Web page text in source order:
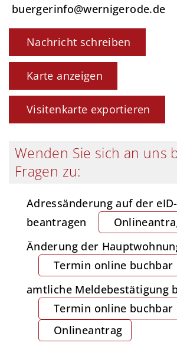
buergerinfo@wernigerode.de
Nachricht schreiben
Karte anzeigen
Visitenkarte exportieren
Wenden Sie sich an uns
Fragen zu:
Adressänderung auf der
beantragen
Änderung der
Termin online buchbar
amtliche Meldebestätigung
Termin online buchbar
Onlineantrag